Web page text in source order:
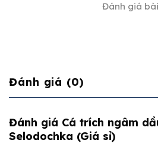
Đánh giá
Đánh giá (0)
Đánh giá Cá trích ngâm
Selodochka (Giá sỉ)